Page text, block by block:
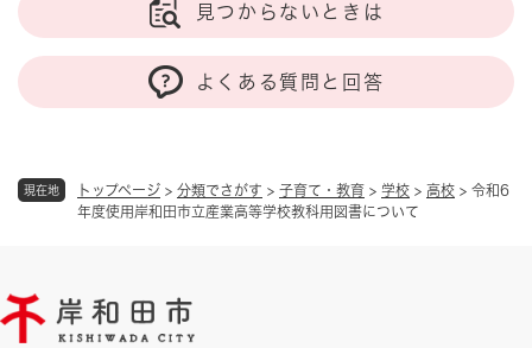
現在地 トップページ > 分類でさがす > 子育て・教育 > 学校 > 高校 > 令和6
年度使用岸和田市立産業高等学校教科用図書について
見つからないときは
よくある質問と回答